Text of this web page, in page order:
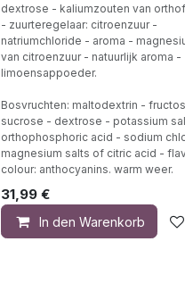
dextrose - kaliumzouten van
- zuurteregelaar: citroenzuur -
natriumchloride - aroma -
van citroenzuur - natuurlijk aroma -
limoensappoeder.
Bosvruchten: maltodextrin -
sucrose - dextrose - potassium
orthophosphoric acid - sodium
magnesium salts of citric acid -
colour: anthocyanins. warm weer.
31,99 €
In den Warenkorb